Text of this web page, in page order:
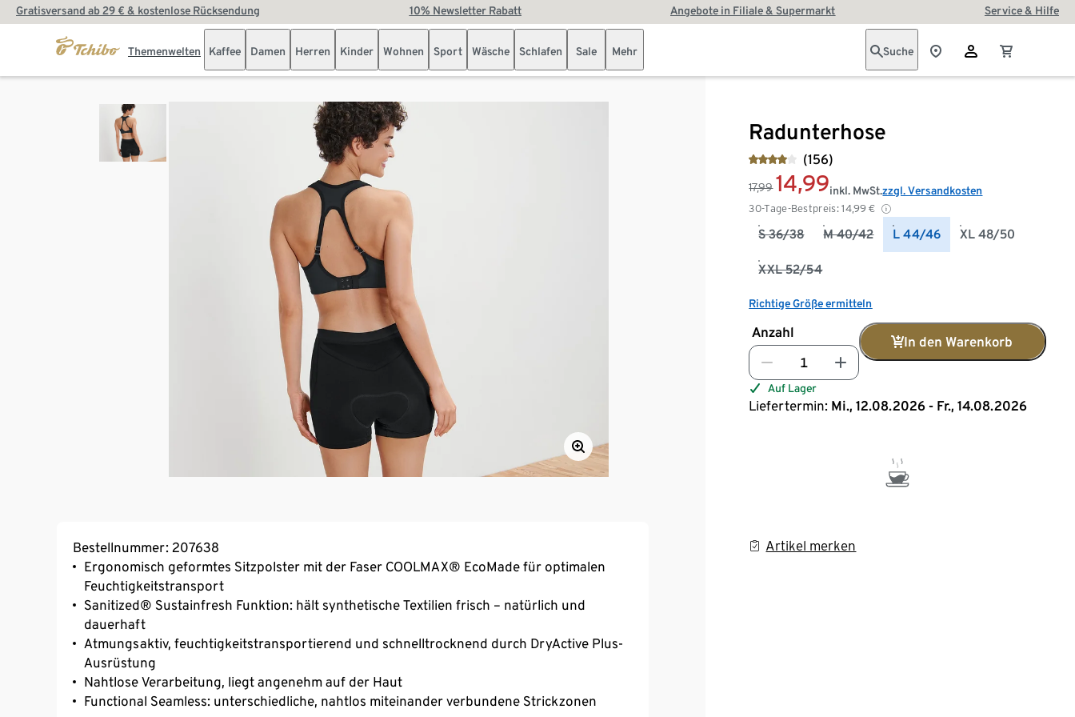
Gratisversand ab 29 € & kostenlose Rücksendung 10% Newsletter Rabatt Angebote in Filiale & Supermarkt Service & Hilfe
Themenwelten Kaffee Damen Herren Kinder Wohnen Sport Wäsche Schlafen Sale Mehr Suche
Radunterhose
(156)
17,99 14,99
30-Tage-Bestpreis: 14,99 €
inkl. MwSt.zzgl. Versandkosten
S 36/38 M 40/42 L 44/46 XL 48/50
XXL 52/54
Richtige Größe ermitteln
Anzahl
In den Warenkorb
Auf Lager
Liefertermin: Mi., 12.08.2026 - Fr., 14.08.2026
Artikel merken
Bestellnummer: 207638
Ergonomisch geformtes Sitzpolster mit der Faser COOLMAX® EcoMade für optimalen
Feuchtigkeitstransport
Sanitized® Sustainfresh Funktion: hält synthetische Textilien frisch – natürlich und
dauerhaft
Atmungsaktiv, feuchtigkeitstransportierend und schnelltrocknend durch DryActive Plus-
Ausrüstung
Nahtlose Verarbeitung, liegt angenehm auf der Haut
Functional Seamless: unterschiedliche, nahtlos miteinander verbundene Strickzonen